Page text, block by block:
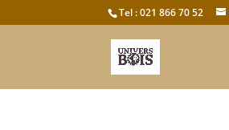
Tel : 021 866 70 52